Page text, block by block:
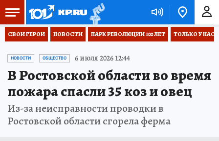
СВОИ ГЕРОИ НОВОСТИ ПАРК РЕВОЛЮЦИИ 100 ЛЕТ ТОЛЬКО У НАС
НОВОСТИ ОБЩЕСТВО 6 июля 2026 12:44
В Ростовской области во время
пожара спасли 35 коз и овец
Из-за неисправности проводки в
Ростовской области сгорела ферма